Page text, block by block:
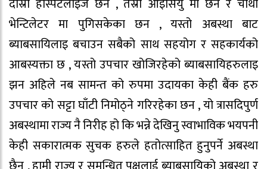
दोस्रो हस्पिटलाइज छन , तेस्रो आइसियु मा छन र चौथो
भेन्टिलेटर मा पुगिसकेका छन , यस्तो अबस्था बाट
ब्याबसायिलाइ बचाउन सबैको साथ सहयोग र सहकार्यको
आबस्यक्ता छ , यस्तो उपचार खोजिरहेको ब्याबसायिहरुलाइ
झन अहिले नब सामन्त को रुपमा उदायका केही बैंक हरु
उपचार को सट्टा घाँटी निमोठ्ने गरिरहेका छन , यो त्रासदिपुर्ण
अबस्थामा राज्य नै निरीह हो कि भन्ने देखिनु स्वाभाविक भयपनी
केही सकारात्मक सुचक हरुले हतोत्साहित हुनुपर्ने अबस्था